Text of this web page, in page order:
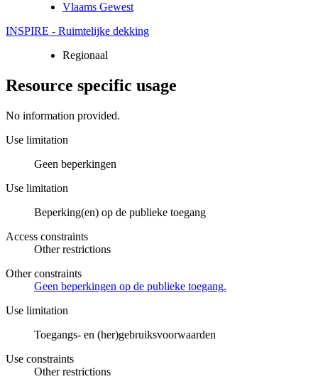
Vlaams Gewest
INSPIRE - Ruimtelijke dekking
Regionaal
Resource specific usage
No information provided.
Use limitation
Geen beperkingen
Use limitation
Beperking(en) op de publieke toegang
Access constraints
Other restrictions
Other constraints
Geen beperkingen op de publieke toegang.
Use limitation
Toegangs- en (her)gebruiksvoorwaarden
Use constraints
Other restrictions